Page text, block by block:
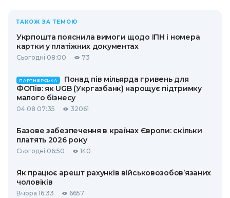
ТАКОЖ ЗА ТЕМОЮ
Укрпошта пояснила вимоги щодо ІПН і номера
картки у платіжних документах
Сьогодні 08:00 73
ПАРТНЕРСЬКА
Понад пів мільярда гривень для
ФОПів: як UGB (Укргазбанк) нарощує підтримку
малого бізнесу
04.08 07:35 32061
Базове забезпечення в країнах Європи: скільки
платять 2026 року
Сьогодні 06:50 140
Як працює арешт рахунків військовозобов’язаних
чоловіків
Вчора 16:33 6657